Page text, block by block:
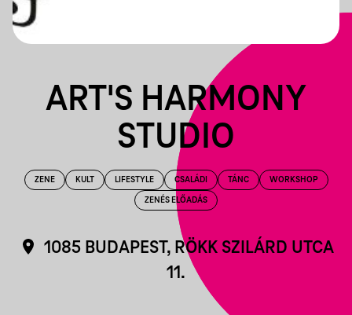
ART'S HARMONY
STUDIO
ZENE KULT LIFESTYLE CSALÁDI TÁNC WORKSHOP
ZENÉS ELŐADÁS
1085 BUDAPEST, RÖKK SZILÁRD UTCA
11.